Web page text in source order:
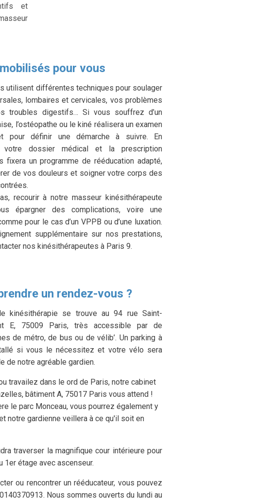
et
pour vous
utilisent différentes techniques pour soulager
lombaires et cervicales, vos problèmes
troubles digestifs… Si vous souffrez d’un
l’ostéopathe ou le kiné réalisera un examen
pour définir une démarche à suivre. En
votre dossier médical et la prescription
fixera un programme de rééducation adapté,
de vos douleurs et soigner votre corps des
recourir à notre masseur kinésithérapeute
épargner des complications, voire une
pour le cas d’un VPPB ou d’une luxation.
supplémentaire sur nos prestations,
nos kinésithérapeutes à Paris 9.
un rendez-vous ?
kinésithérapie se trouve au 94 rue Saint-
E, 75009 Paris, très accessible par de
de métro, de bus ou de vélib’. Un parking à
si vous le nécessitez et votre vélo sera
de notre agréable gardien.
travailez dans le ord de Paris, notre cabinet
bâtiment A, 75017 Paris vous attend !
le parc Monceau, vous pourrez également y
notre gardienne veillera à ce qu'il soit en
traverser la magnifique cour intérieure pour
1er étage avec ascenseur.
ou rencontrer un rééducateur, vous pouvez
Nous sommes ouverts du lundi au